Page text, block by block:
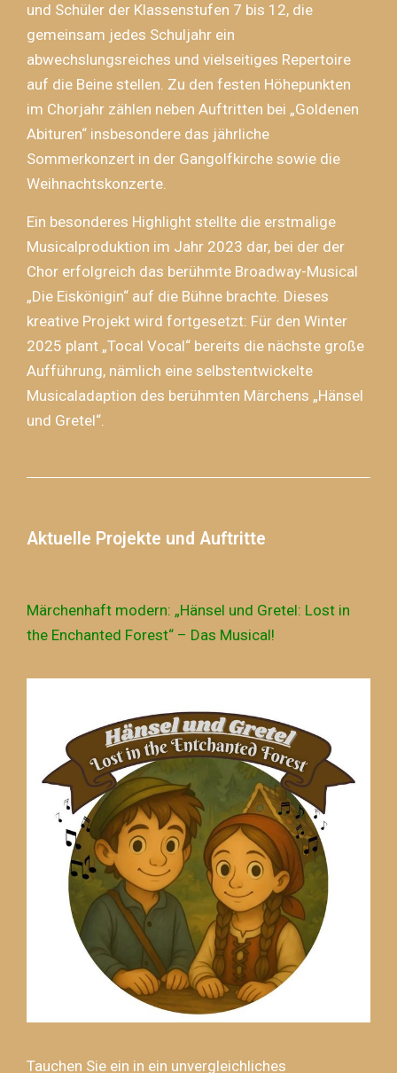
und Schüler der Klassenstufen 7 bis 12, die
gemeinsam jedes Schuljahr ein
abwechslungsreiches und vielseitiges Repertoire
auf die Beine stellen. Zu den festen Höhepunkten
im Chorjahr zählen neben Auftritten bei „Goldenen
Abituren“ insbesondere das jährliche
Sommerkonzert in der Gangolfkirche sowie die
Weihnachtskonzerte.
Ein besonderes Highlight stellte die erstmalige
Musicalproduktion im Jahr 2023 dar, bei der der
Chor erfolgreich das berühmte Broadway-Musical
„Die Eiskönigin“ auf die Bühne brachte. Dieses
kreative Projekt wird fortgesetzt: Für den Winter
2025 plant „Tocal Vocal“ bereits die nächste große
Aufführung, nämlich eine selbstentwickelte
Musicaladaption des berühmten Märchens „Hänsel
und Gretel“.
Aktuelle Projekte und Auftritte
Märchenhaft modern: „Hänsel und Gretel: Lost in
the Enchanted Forest“ – Das Musical!
Tauchen Sie ein in ein unvergleichliches